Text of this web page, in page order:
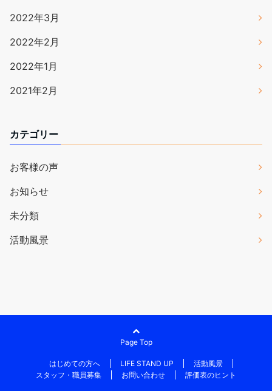
2022年3月
2022年2月
2022年1月
2021年2月
カテゴリー
お客様の声
お知らせ
未分類
活動風景
Page Top
はじめての方へ LIFE STAND UP
活動風景
スタッフ・職員募集
お問い合わせ 評価表のヒント